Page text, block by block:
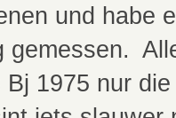
und habe
gemessen.
1975 nur